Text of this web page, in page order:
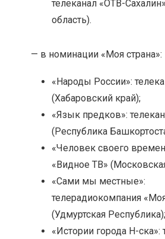
телеканал «ОТВ-
область).
— в номинации «Моя страна»:
«Народы России»:
(Хабаровский край);
«Язык предков»:
(Республика
«Человек своего
«Видное ТВ»
«Сами мы местные»:
телерадиокомпания
(Удмуртская Республика);
«Истории города Н-ска»: